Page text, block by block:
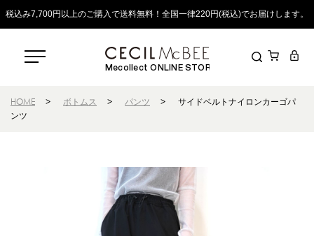
税込み7,700円以上のご購入で送料無料！全国一律220円(税込)でお届けします。
Mecollect ONLINE STORE
HOME > ボトムス > パンツ >
サイドベルトナイロンカーゴパ
ンツ